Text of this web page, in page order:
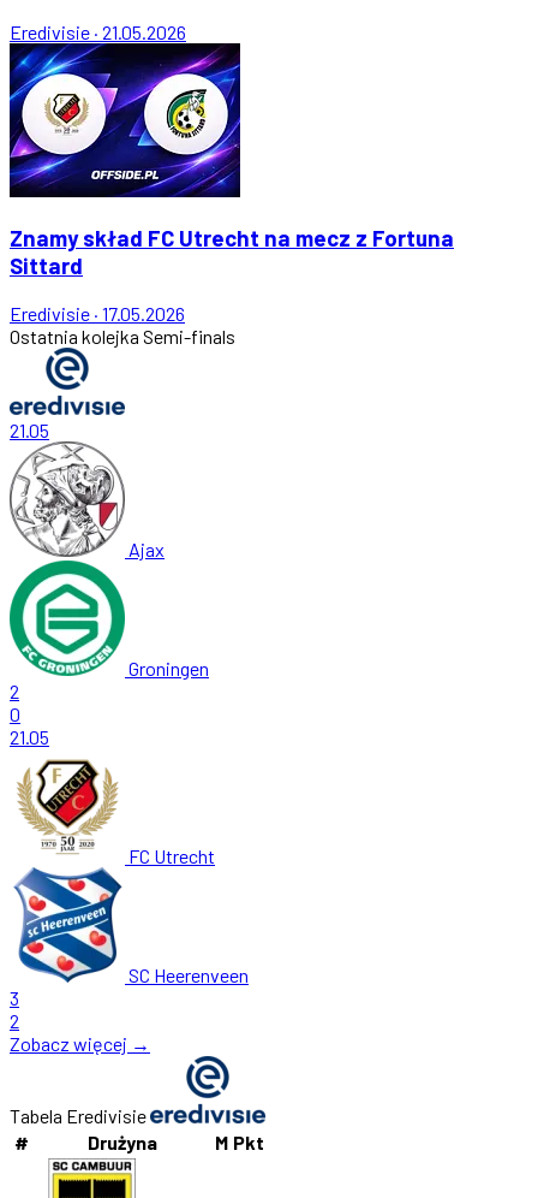
Eredivisie · 21.05.2026
Znamy skład FC Utrecht na mecz z Fortuna
Sittard
Eredivisie · 17.05.2026
Ostatnia kolejka Semi-finals
21.05
Ajax
Groningen
2
0
21.05
FC Utrecht
SC Heerenveen
3
2
Zobacz więcej →
Tabela Eredivisie
#
Drużyna M Pkt